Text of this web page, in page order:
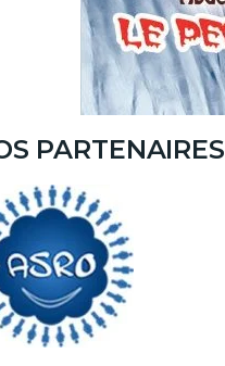
PARTENAIRES